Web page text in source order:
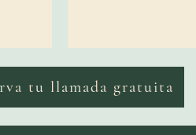
tu llamada gratuita